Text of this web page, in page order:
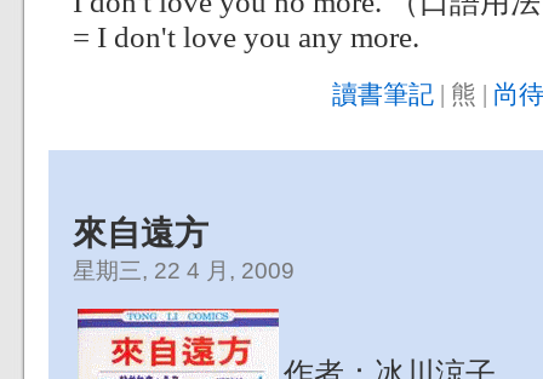
= I don't love you any more.
讀書筆記| 熊 | 尚
來自遠方
星期三, 22 4 月, 2009